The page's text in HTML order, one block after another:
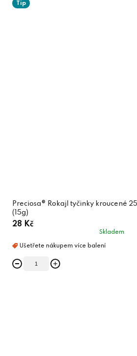
Tip
Preciosa® Rokajl tyčinky kroucené
(15g)
28 Kč
Skladem